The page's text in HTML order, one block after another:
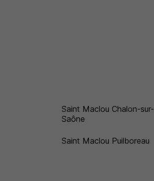
Saint Maclou Chalon-sur-
Saône
Saint Maclou Puilboreau